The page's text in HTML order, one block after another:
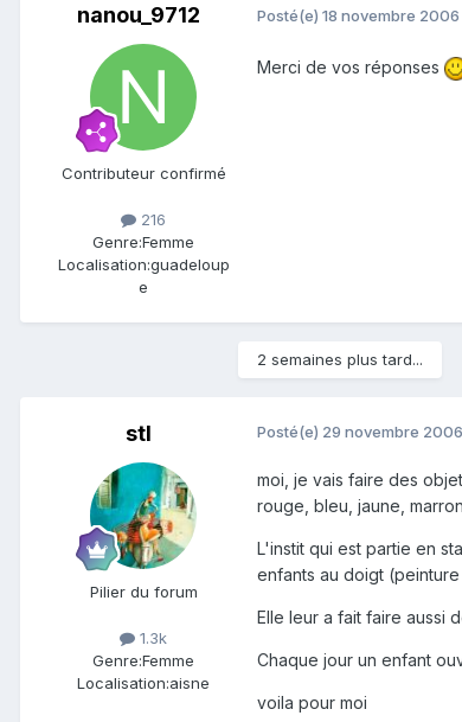
nanou_9712
Contributeur confirmé
216
Genre:Femme
Localisation:guadeloup
e
Posté(e) 18 novembre 2006
Merci de vos réponses
2 semaines plus tard...
stl
Pilier du forum
1.3k
Genre:Femme
Localisation:aisne
Posté(e) 29 novembre 2006
moi, je vais faire des
rouge, bleu, jaune,
L'instit qui est partie en
enfants au doigt
Elle leur a fait faire aussi
Chaque jour un enfant
voila pour moi